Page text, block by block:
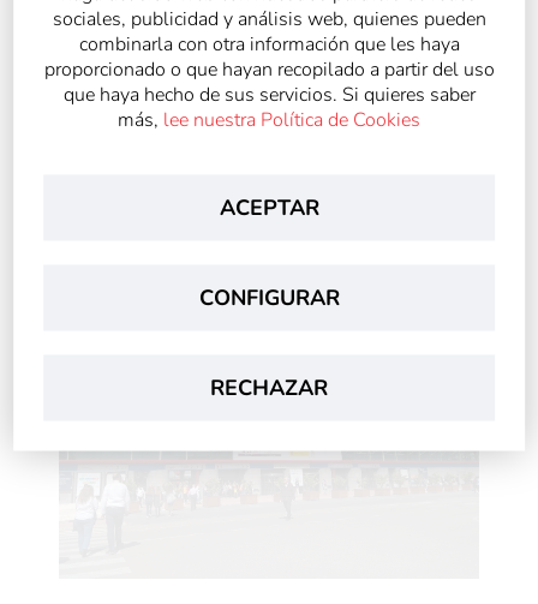
sociales, publicidad y análisis web, quienes pueden
combinarla con otra información que les haya
proporcionado o que hayan recopilado a partir del uso
que haya hecho de sus servicios. Si quieres saber
más, lee nuestra Política de Cookies
ACEPTAR
CONFIGURAR
RECHAZAR